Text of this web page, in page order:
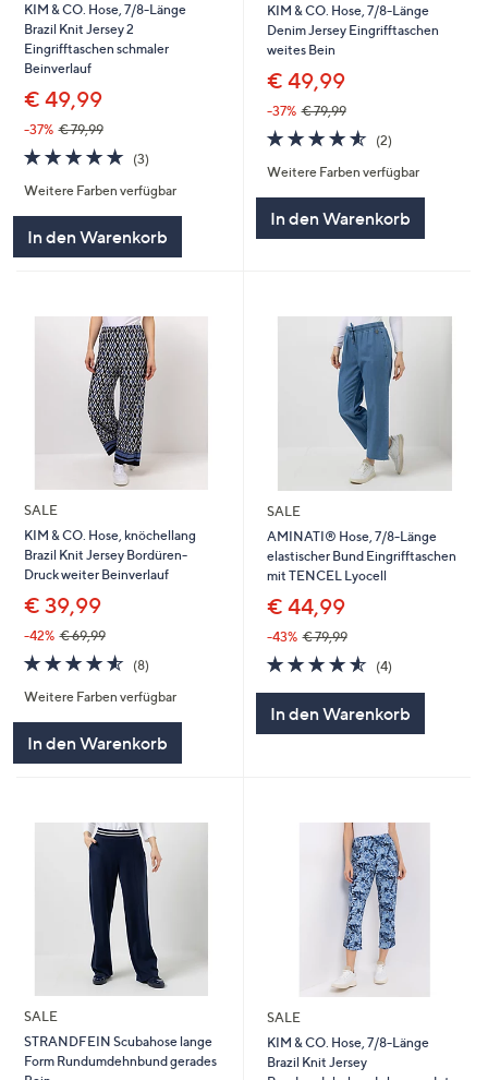
KIM & CO. Hose, 7/8-Länge
Brazil Knit Jersey 2
Eingrifftaschen schmaler
Beinverlauf
€ 49,99
-37% € 79,99
4.7
von
5
(3)3
Weitere Farben verfügbar
In den Warenkorb
KIM & CO. Hose, 7/8-Länge
Denim Jersey Eingrifftaschen
weites Bein
€ 49,99
-37% € 79,99
4.5
von
5
(2)2
Weitere Farben verfügbar
In den Warenkorb
SALE
KIM & CO. Hose, knöchellang
Brazil Knit Jersey Bordüren-
Druck weiter Beinverlauf
€ 39,99
-42% € 69,99
4.5
von
5
(8)8
Weitere Farben verfügbar
In den Warenkorb
SALE
AMINATI® Hose, 7/8-Länge
elastischer Bund Eingrifftaschen
mit TENCEL Lyocell
€ 44,99
-43% € 79,99
4.5
von
(4)4
In den Warenkorb
SALE
STRANDFEIN Scubahose lange
Form Rundumdehnbund gerades
SALE
KIM & CO. Hose, 7/8-Länge
Brazil Knit Jersey